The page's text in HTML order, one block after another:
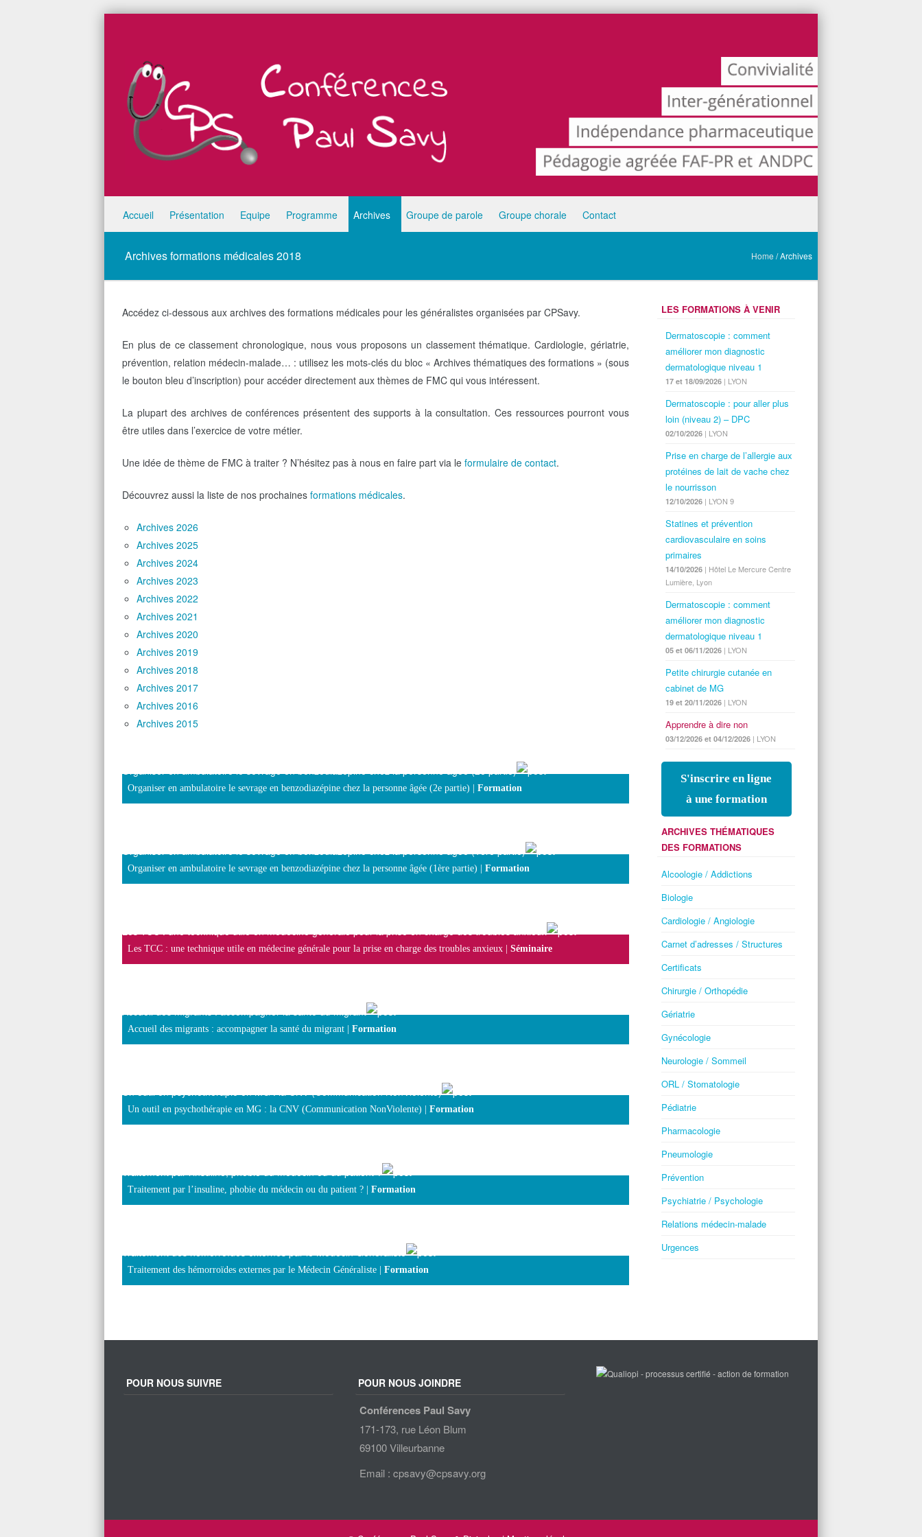
Menu
Accueil Présentation Equipe Programme Archives Groupe de parole Groupe chorale Contact
Archives formations médicales 2018 Home /Archives
Accédez ci-dessous aux archives des formations médicales pour les généralistes organisées par CPSavy.
En plus de ce classement chronologique, nous vous proposons un classement thématique. Cardiologie, gériatrie,
prévention, relation médecin-malade… : utilisez les mots-clés du bloc « Archives thématiques des formations » (sous
le bouton bleu d’inscription) pour accéder directement aux thèmes de FMC qui vous intéressent.
La plupart des archives de conférences présentent des supports à la consultation. Ces ressources pourront vous
être utiles dans l’exercice de votre métier.
Une idée de thème de FMC à traiter ? N’hésitez pas à nous en faire part via le formulaire de contact.
Découvrez aussi la liste de nos prochaines formations médicales.
Archives 2026
Archives 2025
Archives 2024
Archives 2023
Archives 2022
Archives 2021
Archives 2020
Archives 2019
Archives 2018
Archives 2017
Archives 2016
Archives 2015
Organiser en ambulatoire le sevrage en benzodiazépine chez la personne âgée (2e partie) | Formation
Organiser en ambulatoire le sevrage en benzodiazépine chez la personne âgée (1ère partie) | Formation
Les TCC : une technique utile en médecine générale pour la prise en charge des troubles anxieux | Séminaire
Accueil des migrants : accompagner la santé du migrant | Formation
Un outil en psychothérapie en MG : la CNV (Communication NonViolente) | Formation
Traitement par l’insuline, phobie du médecin ou du patient ? | Formation
Traitement des hémorroïdes externes par le Médecin Généraliste | Formation
LES FORMATIONS À VENIR
Dermatoscopie : comment
améliorer mon diagnostic
dermatologique niveau 1
17 et 18/09/2026| LYON
Dermatoscopie : pour aller plus
loin (niveau 2) – DPC
02/10/2026| LYON
Prise en charge de l’allergie aux
protéines de lait de vache chez
le nourrisson
12/10/2026| LYON 9
Statines et prévention
cardiovasculaire en soins
primaires
14/10/2026| Hôtel Le Mercure Centre
Lumière, Lyon
Dermatoscopie : comment
améliorer mon diagnostic
dermatologique niveau 1
05 et 06/11/2026| LYON
Petite chirurgie cutanée en
cabinet de MG
19 et 20/11/2026| LYON
Apprendre à dire non
03/12/2026 et 04/12/2026| LYON
S'inscrire en ligne
à une formation
ARCHIVES THÉMATIQUES
DES FORMATIONS
Alcoologie / Addictions
Biologie
Cardiologie / Angiologie
Carnet d’adresses / Structures
Certificats
Chirurgie / Orthopédie
Gériatrie
Gynécologie
Neurologie / Sommeil
ORL / Stomatologie
Pédiatrie
Pharmacologie
Pneumologie
Prévention
Psychiatrie / Psychologie
Relations médecin-malade
Urgences
POUR NOUS SUIVRE POUR NOUS JOINDRE
Conférences Paul Savy
171-173, rue Léon Blum
69100 Villeurbanne
Email : cpsavy@cpsavy.org